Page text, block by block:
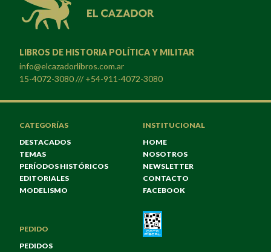
LIBROS DE HISTORIA POLÍTICA Y MILITAR
info@elcazadorlibros.com.ar
15-4072-3080 /// +54-911-4072-3080
CATEGORÍAS
DESTACADOS
TEMAS
PERÍODOS HISTÓRICOS
EDITORIALES
MODELISMO
INSTITUCIONAL
HOME
NOSOTROS
NEWSLETTER
CONTACTO
FACEBOOK
PEDIDO
PEDIDOS